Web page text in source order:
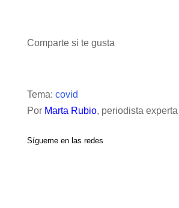
Comparte si te gusta
Tema: covid
Por Marta Rubio, periodista
Sígueme en las redes